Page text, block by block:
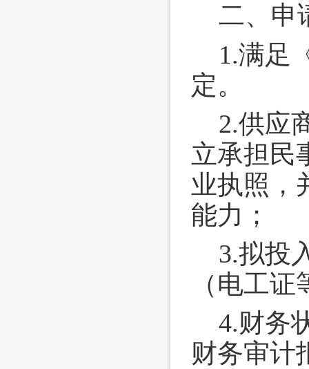
二、申
1.满足
定。
2.供应
立承担民
业执照，
能力；
3.拟投
（电工证
4.财务
财务审计